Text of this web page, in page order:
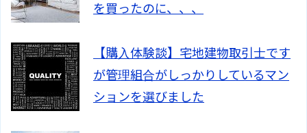
を買ったのに、、、
【購入体験談】宅地建物取引士です
が管理組合がしっかりしているマン
ションを選びました